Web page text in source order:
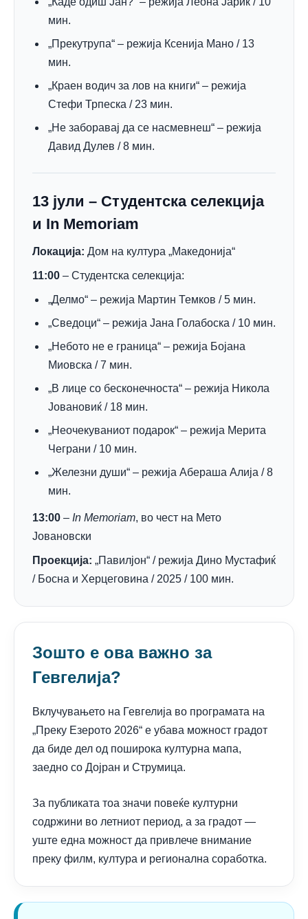
мин.
„Прекутрупа“ – режија Ксенија Мано / 13
мин.
„Краен водич за лов на книги“ – режија
Стефи Трпеска / 23 мин.
„Не заборавај да се насмевнеш“ – режија
Давид Дулев / 8 мин.
13 јули – Студентска селекција
и In Memoriam
Локација: Дом на култура „Македонија“
11:00 – Студентска селекција:
„Делмо“ – режија Мартин Темков / 5 мин.
„Сведоци“ – режија Јана Голабоска / 10 мин.
„Небото не е граница“ – режија Бојана
Миовска / 7 мин.
„В лице со бесконечноста“ – режија Никола
Јовановиќ / 18 мин.
„Неочекуваниот подарок“ – режија Мерита
Чеграни / 10 мин.
„Железни души“ – режија Абераша Алија / 8
мин.
13:00 – In Memoriam, во чест на Мето
Јовановски
Проекција: „Павилјон“ / режија Дино Мустафиќ
/ Босна и Херцеговина / 2025 / 100 мин.
Зошто е ова важно за
Гевгелија?
Вклучувањето на Гевгелија во програмата на
„Преку Езерото 2026“ е убава можност градот
да биде дел од поширока културна мапа,
заедно со Дојран и Струмица.
За публиката тоа значи повеќе културни
содржини во летниот период, а за градот —
уште една можност да привлече внимание
преку филм, култура и регионална соработка.